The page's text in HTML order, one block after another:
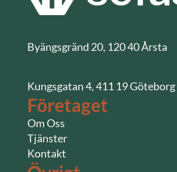
Byängsgränd 20, 120 40 Årsta
Kungsgatan 4, 411 19 Göteborg
Företaget
Om Oss
Tjänster
Kontakt